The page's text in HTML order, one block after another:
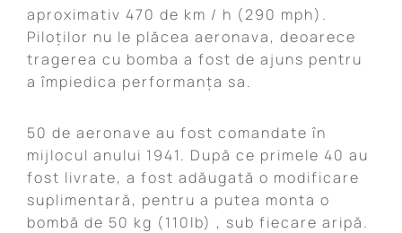
aproximativ 470 de km / h (290 mph).
Piloților nu le plăcea aeronava, deoarece
tragerea cu bomba a fost de ajuns pentru
a împiedica performanța sa.
50 de aeronave au fost comandate în
mijlocul anului 1941. După ce primele 40 au
fost livrate, a fost adăugată o modificare
suplimentară, pentru a putea monta o
bombă de 50 kg (110lb) , sub fiecare aripă.